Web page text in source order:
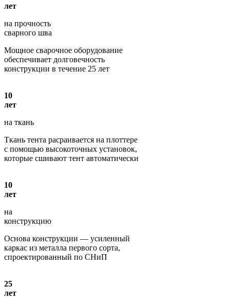
лет
на прочность
сварного шва
Мощное сварочное оборудование
обеспечивает долговечность
конструкции в течение 25 лет
10
лет
на ткань
Ткань тента расраивается на плоттере
с помощью высокоточных установок,
которые сшивают тент автоматически
10
лет
на
конструкцию
Основа конструкции — усиленный
каркас из металла первого сорта,
спроектированный по СНиП
25
лет